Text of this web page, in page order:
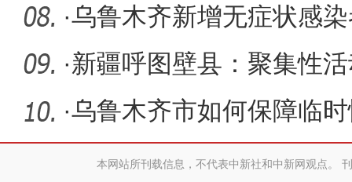
价格违
·乌鲁木齐新增无症状感
严峻复杂
·新疆呼图壁县：聚集性
通停运
·乌鲁木齐市如何保障临
众生活？
本网站所刊载信息，不代表中新社和中新网观点。